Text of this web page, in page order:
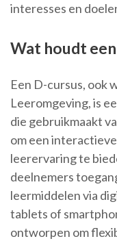
interesses en
Wat houdt
Een D-cursus, ook
Leeromgeving, is
die gebruikmaakt
om een
leerervaring te
deelnemers
leermiddelen via
tablets of
ontworpen om